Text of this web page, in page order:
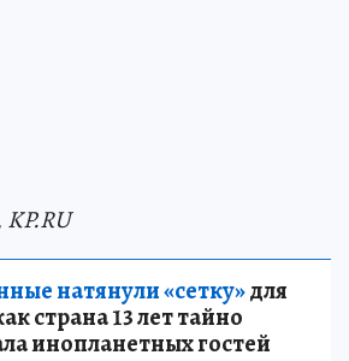
натянули «сетку»для
страна 13 лет тайно
инопланетных гостей